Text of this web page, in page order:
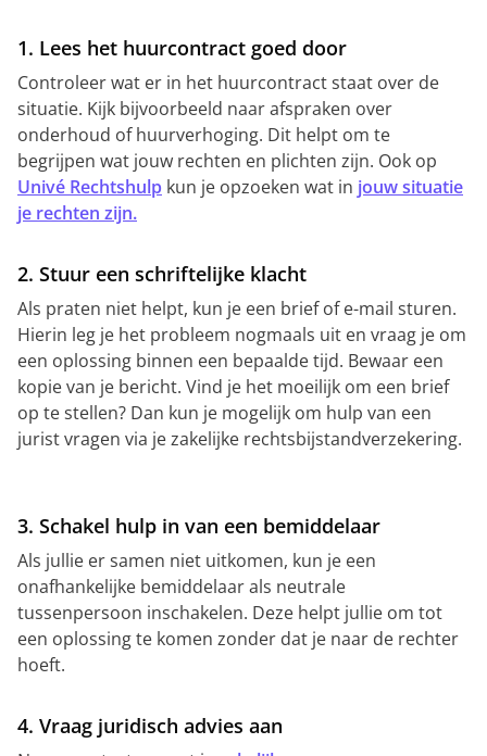
1. Lees het huurcontract goed door
Controleer wat er in het huurcontract staat over de
situatie. Kijk bijvoorbeeld naar afspraken over
onderhoud of huurverhoging. Dit helpt om te
begrijpen wat jouw rechten en plichten zijn. Ook op
Univé Rechtshulp kun je opzoeken wat in jouw situatie
je rechten zijn.
2. Stuur een schriftelijke klacht
Als praten niet helpt, kun je een brief of e-mail sturen.
Hierin leg je het probleem nogmaals uit en vraag je om
een oplossing binnen een bepaalde tijd. Bewaar een
kopie van je bericht. Vind je het moeilijk om een brief
op te stellen? Dan kun je mogelijk om hulp van een
jurist vragen via je zakelijke rechtsbijstandverzekering.
3. Schakel hulp in van een bemiddelaar
Als jullie er samen niet uitkomen, kun je een
onafhankelijke bemiddelaar als neutrale
tussenpersoon inschakelen. Deze helpt jullie om tot
een oplossing te komen zonder dat je naar de rechter
hoeft.
4. Vraag juridisch advies aan